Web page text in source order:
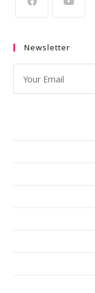
Newsletter